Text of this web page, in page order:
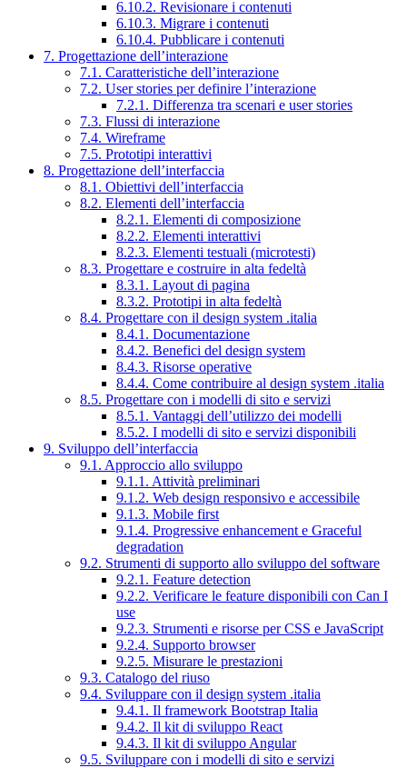
6.10.2. Revisionare i contenuti
6.10.3. Migrare i contenuti
6.10.4. Pubblicare i contenuti
7. Progettazione dell’interazione
7.1. Caratteristiche dell’interazione
7.2. User stories per definire l’interazione
7.2.1. Differenza tra scenari e user stories
7.3. Flussi di interazione
7.4. Wireframe
7.5. Prototipi interattivi
8. Progettazione dell’interfaccia
8.1. Obiettivi dell’interfaccia
8.2. Elementi dell’interfaccia
8.2.1. Elementi di composizione
8.2.2. Elementi interattivi
8.2.3. Elementi testuali (microtesti)
8.3. Progettare e costruire in alta fedeltà
8.3.1. Layout di pagina
8.3.2. Prototipi in alta fedeltà
8.4. Progettare con il design system .italia
8.4.1. Documentazione
8.4.2. Benefici del design system
8.4.3. Risorse operative
8.4.4. Come contribuire al design system .italia
8.5. Progettare con i modelli di sito e servizi
8.5.1. Vantaggi dell’utilizzo dei modelli
8.5.2. I modelli di sito e servizi disponibili
9. Sviluppo dell’interfaccia
9.1. Approccio allo sviluppo
9.1.1. Attività preliminari
9.1.2. Web design responsivo e accessibile
9.1.3. Mobile first
9.1.4. Progressive enhancement e Graceful
degradation
9.2. Strumenti di supporto allo sviluppo del software
9.2.1. Feature detection
9.2.2. Verificare le feature disponibili con Can I
use
9.2.3. Strumenti e risorse per CSS e JavaScript
9.2.4. Supporto browser
9.2.5. Misurare le prestazioni
9.3. Catalogo del riuso
9.4. Sviluppare con il design system .italia
9.4.1. Il framework Bootstrap Italia
9.4.2. Il kit di sviluppo React
9.4.3. Il kit di sviluppo Angular
9.5. Sviluppare con i modelli di sito e servizi